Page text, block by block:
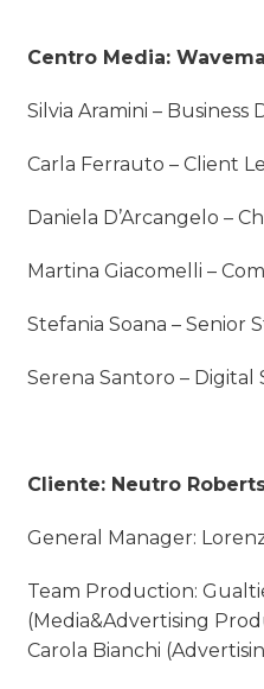
Centro Media:
Silvia Aramini – Business
Carla Ferrauto – Client
Daniela D’Arcangelo –
Martina Giacomelli –
Stefania Soana – Senior
Serena Santoro – Digital
Cliente: Neutro
General Manager:
Team Production:
(Media&Advertising
Carola Bianchi